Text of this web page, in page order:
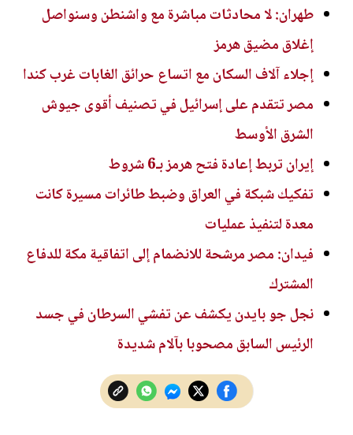
طهران: لا محادثات مباشرة مع واشنطن وسنواصل
إغلاق مضيق هرمز
إجلاء آلاف السكان مع اتساع حرائق الغابات غرب كندا
مصر تتقدم على إسرائيل في تصنيف أقوى جيوش
الشرق الأوسط
إيران تربط إعادة فتح هرمز بـ6 شروط
تفكيك شبكة في العراق وضبط طائرات مسيرة كانت
معدة لتنفيذ عمليات
فيدان: مصر مرشحة للانضمام إلى اتفاقية مكة للدفاع
المشترك
نجل جو بايدن يكشف عن تفشي السرطان في جسد
الرئيس السابق مصحوبا بآلام شديدة